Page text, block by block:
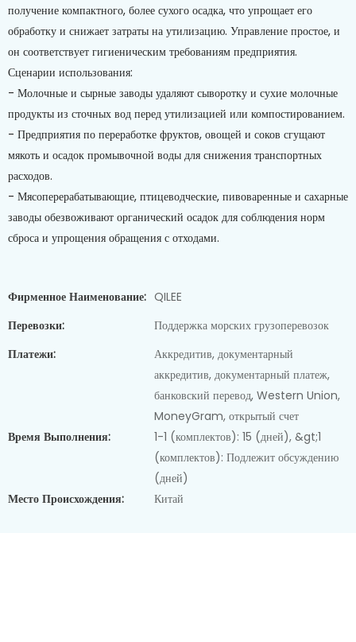
получение компактного, более сухого осадка, что упрощает его
обработку и снижает затраты на утилизацию. Управление простое, и
он соответствует гигиеническим требованиям предприятия.
Сценарии использования:
- Молочные и сырные заводы удаляют сыворотку и сухие молочные
продукты из сточных вод перед утилизацией или компостированием.
- Предприятия по переработке фруктов, овощей и соков сгущают
мякоть и осадок промывочной воды для снижения транспортных
расходов.
- Мясоперерабатывающие, птицеводческие, пивоваренные и сахарные
заводы обезвоживают органический осадок для соблюдения норм
сброса и упрощения обращения с отходами.
Фирменное Наименование: QILEE
Перевозки:
Поддержка морских грузоперевозок
Платежи:
Аккредитив, документарный
аккредитив, документарный платеж,
банковский перевод, Western Union,
MoneyGram, открытый счет
Время Выполнения:
1-1 (комплектов): 15 (дней), &gt;1
(комплектов): Подлежит обсуждению
(дней)
Место Происхождения:
Китай